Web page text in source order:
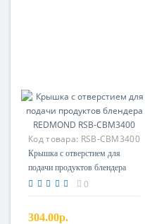
Код товара: RSB-CBM3400
Крышка с отверстием
Крышка с отверстием для
подачи продуктов блендера
REDMOND RSB-CBM3400
0
304.00р.